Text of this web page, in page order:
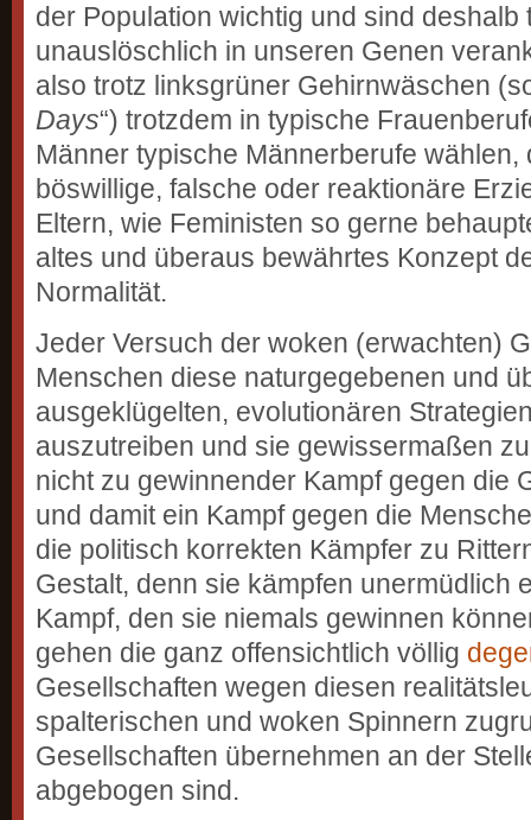
der Population wichtig und sind deshalb
unauslöschlich in unseren Genen
also trotz linksgrüner Gehirnwäschen
Days“) trotzdem in typische
Männer typische Männerberufe wählen,
böswillige, falsche oder reaktionäre
Eltern, wie Feministen so gerne
altes und überaus bewährtes Konzept
Normalität.
Jeder Versuch der woken (erwachten)
Menschen diese naturgegebenen und
ausgeklügelten, evolutionären
auszutreiben und sie gewissermaßen
nicht zu gewinnender Kampf gegen die
und damit ein Kampf gegen die
die politisch korrekten Kämpfer zu
Gestalt, denn sie kämpfen unermüdlich
Kampf, den sie niemals gewinnen
gehen die ganz offensichtlich völlig
Gesellschaften wegen diesen
spalterischen und woken Spinnern
Gesellschaften übernehmen an der
abgebogen sind.